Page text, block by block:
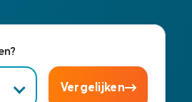
Vergelijken